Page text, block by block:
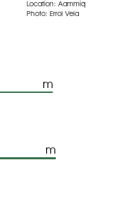
Location: Aammiq
Photo: Errol Vela
m
m